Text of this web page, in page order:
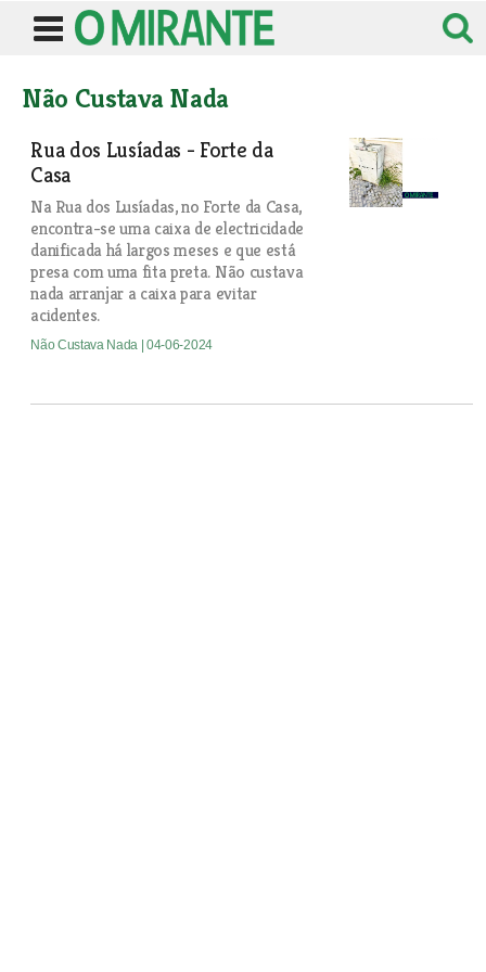
Não Custava Nada
Rua dos Lusíadas - Forte da
Casa
Na Rua dos Lusíadas, no Forte da Casa,
encontra-se uma caixa de electricidade
danificada há largos meses e que está
presa com uma fita preta. Não custava
nada arranjar a caixa para evitar
acidentes.
Não Custava Nada | 04-06-2024